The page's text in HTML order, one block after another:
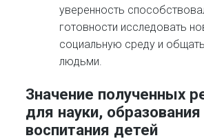
уверенность
готовности исследовать
социальную среду и
людьми.
Значение полученных
для науки, образования
воспитания детей